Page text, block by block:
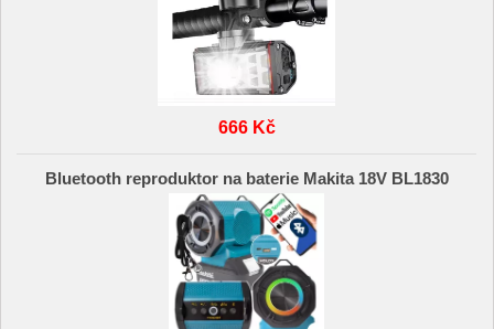
666 Kč
Bluetooth reproduktor na baterie Makita 18V BL1830